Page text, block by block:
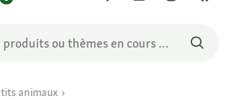
animaux